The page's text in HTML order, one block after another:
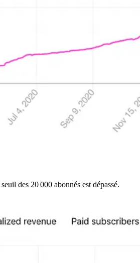
des 20 000 abonnés est dépassé.